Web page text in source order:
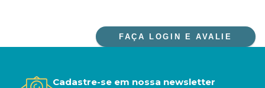
FAÇA LOGIN E AVALIE
Cadastre-se em nossa newsletter